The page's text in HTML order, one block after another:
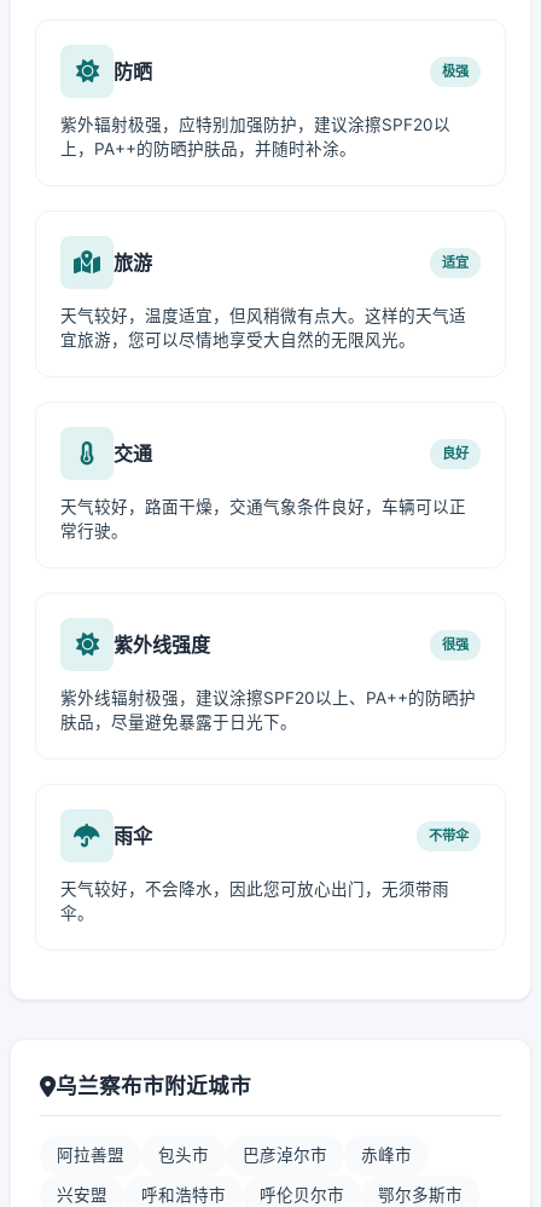
防晒 极强
紫外辐射极强，应特别加强防护，建议涂擦SPF20以
上，PA++的防晒护肤品，并随时补涂。
旅游 适宜
天气较好，温度适宜，但风稍微有点大。这样的天气适
宜旅游，您可以尽情地享受大自然的无限风光。
交通 良好
天气较好，路面干燥，交通气象条件良好，车辆可以正
常行驶。
紫外线强度 很强
紫外线辐射极强，建议涂擦SPF20以上、PA++的防晒护
肤品，尽量避免暴露于日光下。
雨伞 不带伞
天气较好，不会降水，因此您可放心出门，无须带雨
伞。
乌兰察布市附近城市
阿拉善盟 包头市 巴彦淖尔市 赤峰市
兴安盟 呼和浩特市 呼伦贝尔市 鄂尔多斯市